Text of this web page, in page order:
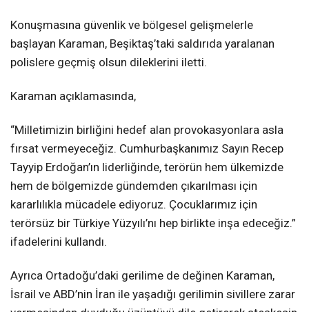
Konuşmasına güvenlik ve bölgesel gelişmelerle
başlayan Karaman, Beşiktaş’taki saldırıda yaralanan
polislere geçmiş olsun dileklerini iletti.
Karaman açıklamasında,
“Milletimizin birliğini hedef alan provokasyonlara asla
fırsat vermeyeceğiz. Cumhurbaşkanımız Sayın Recep
Tayyip Erdoğan’ın liderliğinde, terörün hem ülkemizde
hem de bölgemizde gündemden çıkarılması için
kararlılıkla mücadele ediyoruz. Çocuklarımız için
terörsüz bir Türkiye Yüzyılı’nı hep birlikte inşa edeceğiz.”
ifadelerini kullandı.
Ayrıca Ortadoğu’daki gerilime de değinen Karaman,
İsrail ve ABD’nin İran ile yaşadığı gerilimin sivillere zarar